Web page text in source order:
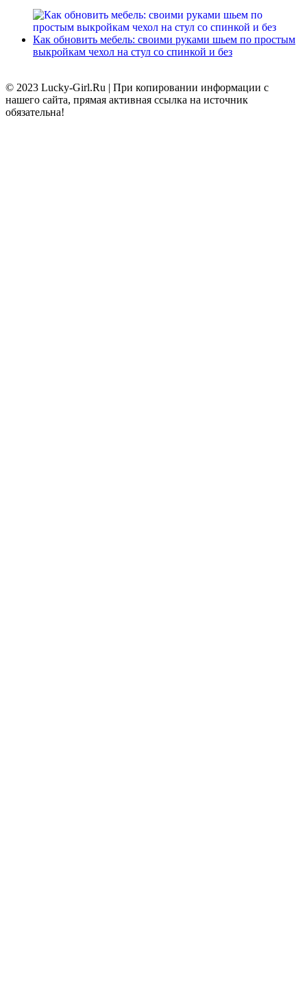
Как обновить мебель: своими руками шьем по простым
выкройкам чехол на стул со спинкой и без
© 2023 Lucky-Girl.Ru | При копировании информации с
нашего сайта, прямая активная ссылка на источник
обязательна!